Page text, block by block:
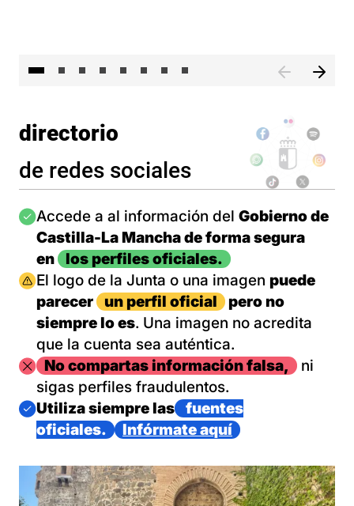
directorio
de redes sociales
Imagen
Accede a al información del Gobierno de
Castilla-La Mancha de forma segura
en
los perfiles oficiales.
Imagen
El logo de la Junta o una imagen puede
parecer
un perfil oficial
pero no
siempre lo es. Una imagen no acredita
que la cuenta sea auténtica.
ImagenNo compartas información falsa,
ni
sigas perfiles fraudulentos.
Imagen
Utiliza siempre las
fuentes
oficiales.
Infórmate aquí